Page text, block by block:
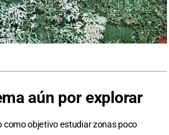
aún por explorar
objetivo estudiar zonas poco